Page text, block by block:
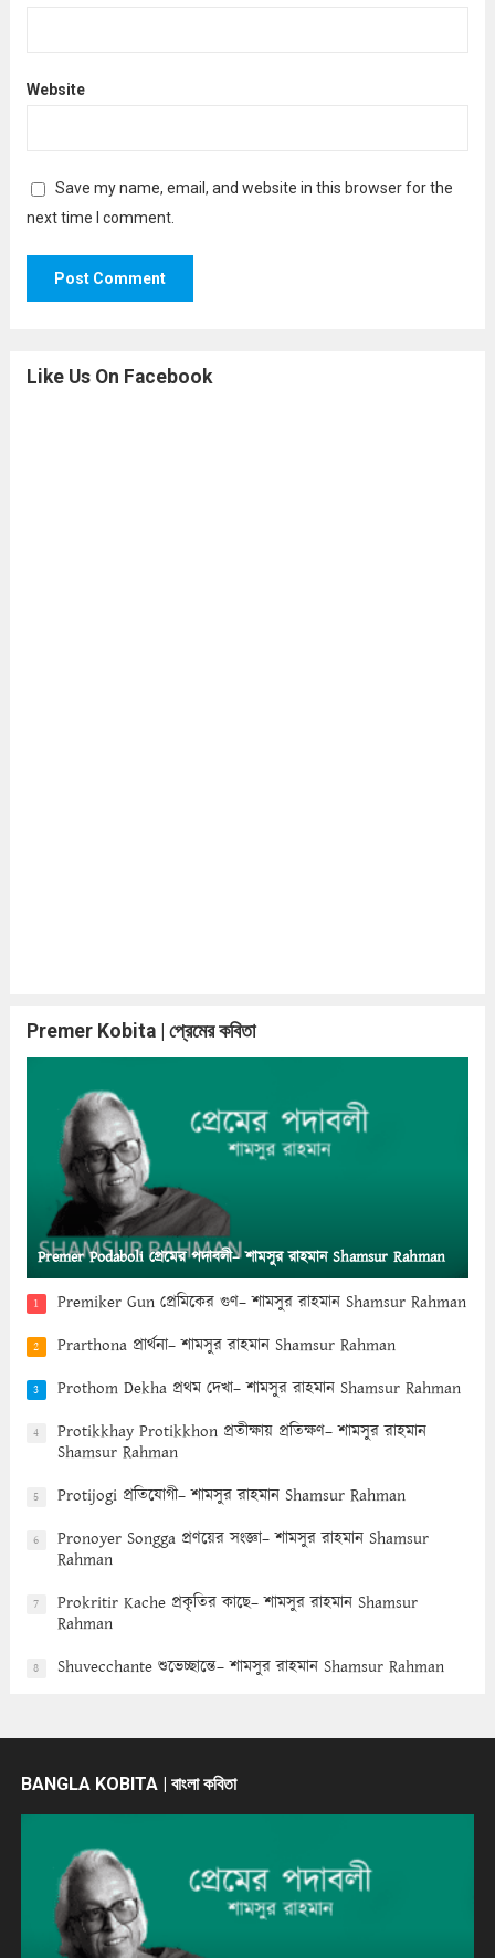
Website
Save my name, email, and website in this browser for the
next time I comment.
Like Us On Facebook
Premer Kobita | প্রেমের কবিতা
Premer Podaboli প্রেমের পদাবলী– শামসুর রাহমান Shamsur Rahman
1 Premiker Gun প্রেমিকের গুণ– শামসুর রাহমান Shamsur Rahman
2 Prarthona প্রার্থনা– শামসুর রাহমান Shamsur Rahman
3 Prothom Dekha প্রথম দেখা– শামসুর রাহমান Shamsur Rahman
4
Protikkhay Protikkhon প্রতীক্ষায় প্রতিক্ষণ– শামসুর রাহমান
Shamsur Rahman
5 Protijogi প্রতিযোগী– শামসুর রাহমান Shamsur Rahman
6
Pronoyer Songga প্রণয়ের সংজ্ঞা– শামসুর রাহমান Shamsur
Rahman
7
Prokritir Kache প্রকৃতির কাছে– শামসুর রাহমান Shamsur
Rahman
8 Shuvecchante শুভেচ্ছান্তে– শামসুর রাহমান Shamsur Rahman
BANGLA KOBITA | বাংলা কবিতা